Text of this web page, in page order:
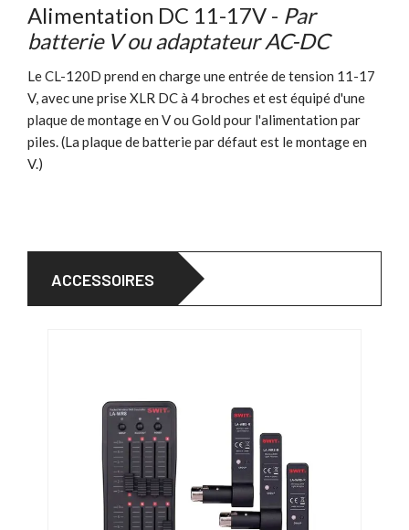
Alimentation DC 11-17V - Par
batterie V ou adaptateur AC-DC
Le CL-120D prend en charge une entrée de tension 11-17
V, avec une prise XLR DC à 4 broches et est équipé d'une
plaque de montage en V ou Gold pour l'alimentation par
piles. (La plaque de batterie par défaut est le montage en
V.)
ACCESSOIRES